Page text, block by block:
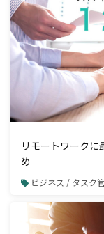
リモートワーク
め
ビジネス / タスク